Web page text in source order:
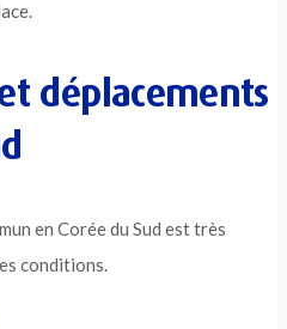
déplacements
en Corée du Sud est très
conditions.